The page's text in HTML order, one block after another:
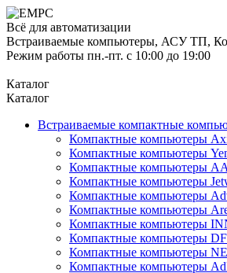
Всё для автоматизации
Встраиваемые компьютеры, АСУ ТП,
Режим работы пн.-пт. с 10:00 до 19:00
Каталог
Каталог
Встраиваемые компактные
Компактные компьютеры
Компактные компьютеры
Компактные компьютеры
Компактные компьютеры
Компактные компьютеры
Компактные компьютеры
Компактные компьютеры
Компактные компьютеры
Компактные компьютеры
Компактные компьютеры